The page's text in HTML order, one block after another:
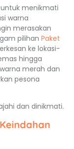
menikmati
warna
merasakan
pilihan Paket
ke lokasi-
hingga
merah dan
pesona
dan dinikmati.